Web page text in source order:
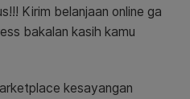
Kirim belanjaan online ga
bakalan kasih kamu
kesayangan